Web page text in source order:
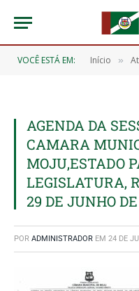
VOCÊ ESTÁ EM: Início »
AGENDA DA
CAMARA
MOJU,ESTADO
LEGISLATURA,
29 DE JUNHO
POR ADMINISTRADOR EM 24 DE